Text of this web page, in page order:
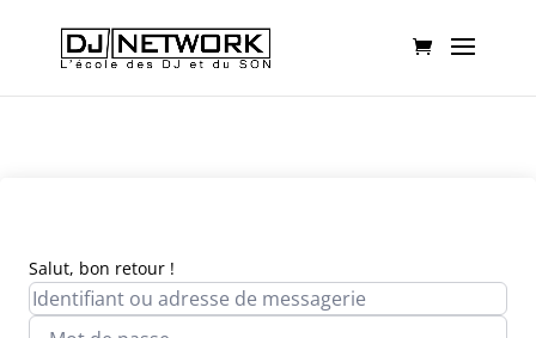
Salut, bon retour !